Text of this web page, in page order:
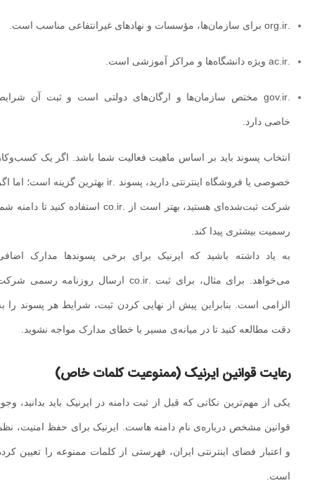
.gov.ir مختص سازمان‌ها و ارگان‌های دولتی است و ثبت آن شرایط
خاصی دارد.
انتخاب پسوند باید بر اساس ماهیت فعالیت شما باشد. اگر یک کسب‌وکار
خصوصی یا فروشگاه اینترنتی دارید، پسوند .ir بهترین گزینه است؛ اما اگر
شرکت ثبت‌شده‌ای هستید، بهتر است از .co.ir استفاده کنید تا دامنه شما
رسمیت بیشتری پیدا کند.
به یاد داشته باشید که ایرنیک برای برخی پسوندها مدارک اضافی
می‌خواهد. برای مثال، برای ثبت .co.ir ارسال روزنامه رسمی شرکت
الزامی است. بنابراین پیش از نهایی کردن ثبت، شرایط هر پسوند را به
دقت مطالعه کنید تا در میانه‌ی مسیر با خطای مدارک مواجه نشوید.
رعایت قوانین ایرنیک (ممنوعیت کلمات خاص)
یکی از مهم‌ترین نکاتی که قبل از ثبت دامنه در ایرنیک باید بدانید، وجود
قوانین مشخص درباره‌ی نام دامنه‌ هاست. ایرنیک برای حفظ امنیت، نظم
و اعتبار فضای اینترنتی ایران، فهرستی از کلمات ممنوعه را تعیین کرده
است.